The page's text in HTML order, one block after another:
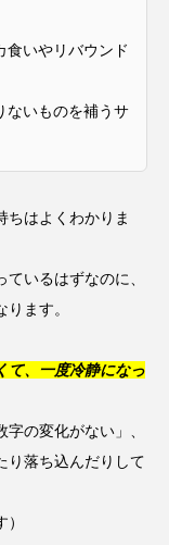
食いやリバウンド
ないものを補うサ
ちはよくわかりま
いるはずなのに、
ます。
て、一度冷静になっ
の変化がない」、
り落ち込んだりして